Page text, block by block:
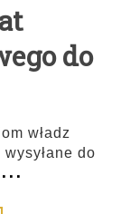
do
władz
do
...